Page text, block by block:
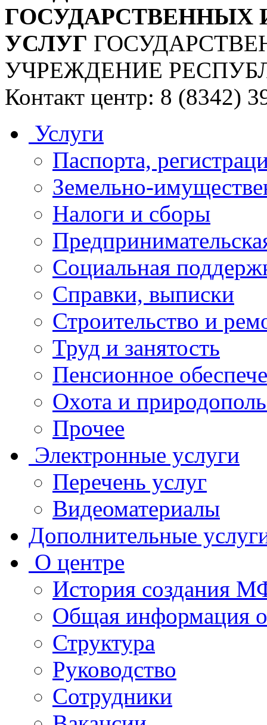
УСЛУГ
УЧРЕЖДЕНИЕ
Контакт центр: 8 (8342)
Услуги
Паспорта,
Земельно-
Налоги и сборы
Социальная
Справки, выписки
Строительство и
Труд и занятость
Пенсионное
Охота и
Прочее
Электронные услуги
Перечень услуг
Видеоматериалы
Дополнительные
О центре
История создания
Общая
Структура
Руководство
Сотрудники